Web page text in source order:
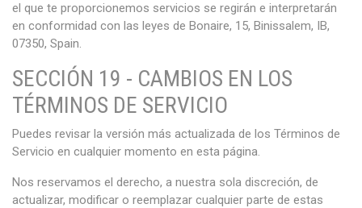
el que te proporcionemos servicios se regirán e interpretarán
en conformidad con las leyes de Bonaire, 15, Binissalem, IB,
07350, Spain.
SECCIÓN 19 - CAMBIOS EN LOS
TÉRMINOS DE SERVICIO
Puedes revisar la versión más actualizada de los Términos de
Servicio en cualquier momento en esta página.
Nos reservamos el derecho, a nuestra sola discreción, de
actualizar, modificar o reemplazar cualquier parte de estas